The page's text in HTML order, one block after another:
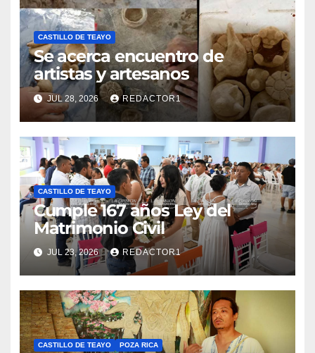
CASTILLO DE TEAYO
Se acerca encuentro de
artistas y artesanos
JUL 28, 2026 REDACTOR1
CASTILLO DE TEAYO
Cumple 167 años Ley del
Matrimonio Civil
JUL 23, 2026 REDACTOR1
CASTILLO DE TEAYO POZA RICA